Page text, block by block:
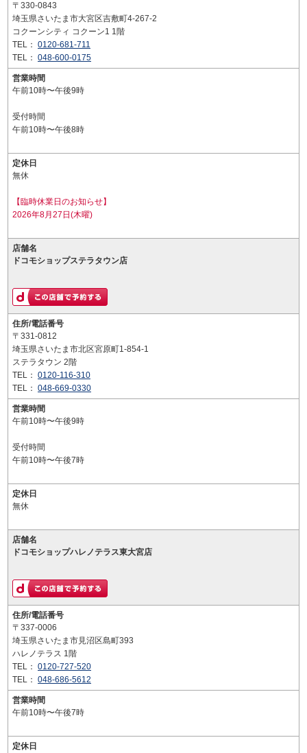
〒330-0843
埼玉県さいたま市大宮区吉敷町4-267-2
コクーンシティ コクーン1 1階
TEL： 0120-681-711
TEL： 048-600-0175
営業時間
午前10時〜午後9時
受付時間
午前10時〜午後8時
定休日
無休
【臨時休業日のお知らせ】
2026年8月27日(木曜)
店舗名
ドコモショップステラタウン店
住所/電話番号
〒331-0812
埼玉県さいたま市北区宮原町1-854-1
ステラタウン 2階
TEL： 0120-116-310
TEL： 048-669-0330
営業時間
午前10時〜午後9時
受付時間
午前10時〜午後7時
定休日
無休
店舗名
ドコモショップハレノテラス東大宮店
住所/電話番号
〒337-0006
埼玉県さいたま市見沼区島町393
ハレノテラス 1階
TEL： 0120-727-520
TEL： 048-686-5612
営業時間
午前10時〜午後7時
定休日